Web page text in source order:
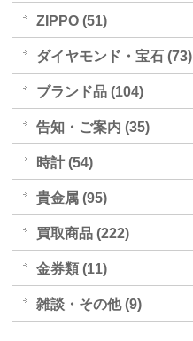
ZIPPO (51)
ダイヤモンド・宝石 (73)
ブランド品 (104)
告知・ご案内 (35)
時計 (54)
貴金属 (95)
買取商品 (222)
金券類 (11)
雑談・その他 (9)